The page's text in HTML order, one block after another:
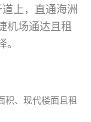
上，直通海洲
机场通达且租
积、现代楼面且租